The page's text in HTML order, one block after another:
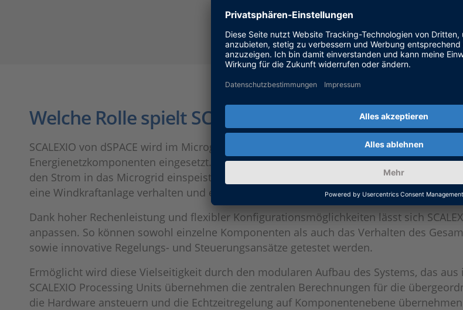
Welche Rolle spielt SCALEXIO im Microgrid-Labor?
SCALEXIO von dSPACE wird im Microgrid-Labor als zentrales Echtzeitsystem für
Energienetzkomponenten eingesetzt. Die Plattform führt Modelle komplexer
den Strom in das Microgrid einspeist, der der emulierten Komponente entspricht. So
eine Windkraftanlage verhalten und entsprechende Ströme einspeisen.
Dank hoher Rechenleistung und flexibler Konfigurationsmöglichkeiten lässt sich
anpassen. So können sowohl einzelne Komponenten als auch das Verhalten des
sowie innovative Regelungs- und Steuerungsansätze getestet werden.
Ermöglicht wird diese Vielseitigkeit durch den modularen Aufbau des Systems, das aus
SCALEXIO Processing Units übernehmen die zentralen Berechnungen für die
die Hardware ansteuern und die Echtzeitregelung auf Komponentenebene